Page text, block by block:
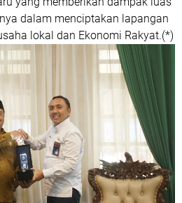
dalam menciptakan lapangan
lokal dan Ekonomi Rakyat.(*)